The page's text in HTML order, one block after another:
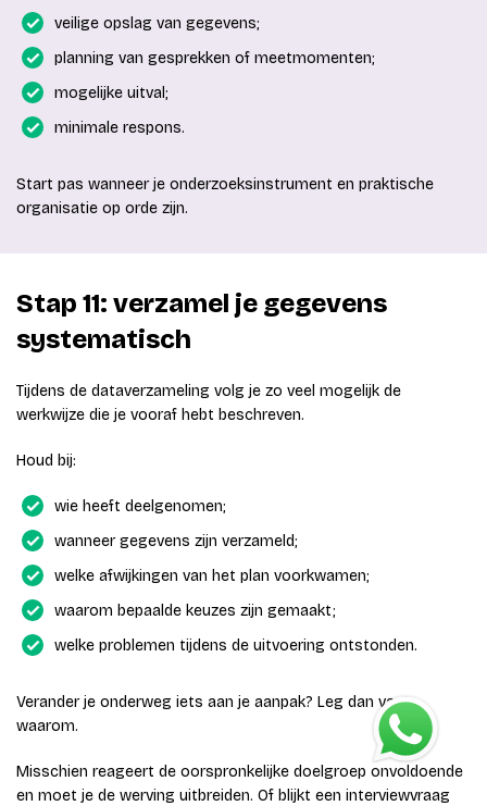
veilige opslag van gegevens;
planning van gesprekken of meetmomenten;
mogelijke uitval;
minimale respons.
Start pas wanneer je onderzoeksinstrument en praktische
organisatie op orde zijn.
Stap 11: verzamel je gegevens
systematisch
Tijdens de dataverzameling volg je zo veel mogelijk de
werkwijze die je vooraf hebt beschreven.
Houd bij:
wie heeft deelgenomen;
wanneer gegevens zijn verzameld;
welke afwijkingen van het plan voorkwamen;
waarom bepaalde keuzes zijn gemaakt;
welke problemen tijdens de uitvoering ontstonden.
Verander je onderweg iets aan je aanpak? Leg dan vast
waarom.
Misschien reageert de oorspronkelijke doelgroep onvoldoende
en moet je de werving uitbreiden. Of blijkt een interviewvraag